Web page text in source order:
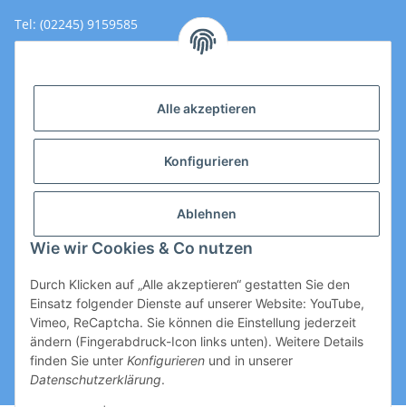
Alle akzeptieren
Konfigurieren
Ablehnen
Wie wir Cookies & Co nutzen
Durch Klicken auf „Alle akzeptieren“ gestatten Sie den
Einsatz folgender Dienste auf unserer Website: YouTube,
Vimeo, ReCaptcha. Sie können die Einstellung jederzeit
ändern (Fingerabdruck-Icon links unten). Weitere Details
finden Sie unter Konfigurieren und in unserer
Datenschutzerklärung.
Tel: (02245) 9159585
Email: Kontakt@toromedical.de
Öffnungszeiten (Mo-Fr.) 8:00 - 17:00
Vertrag widerrufen
* Alle Preise zzgl. gesetzlicher USt., zzgl.